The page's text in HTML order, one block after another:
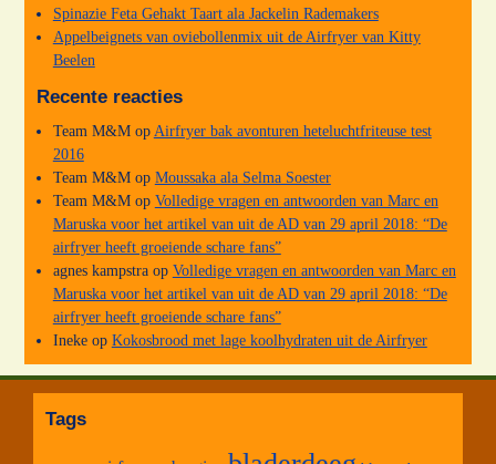
Spinazie Feta Gehakt Taart ala Jackelin Rademakers
Appelbeignets van oviebollenmix uit de Airfryer van Kitty
Beelen
Recente reacties
Team M&MopAirfryer bak avonturen heteluchtfriteuse test
2016
Team M&Mop Moussaka ala Selma Soester
Team M&Mop Volledige vragen en antwoorden van Marc en
Maruska voor het artikel van uit de AD van 29 april 2018: “De
airfryer heeft groeiende schare fans”
agnes kampstraop Volledige vragen en antwoorden van Marc en
Maruska voor het artikel van uit de AD van 29 april 2018: “De
airfryer heeft groeiende schare fans”
Inekeop Kokosbrood met lage koolhydraten uit de Airfryer
Tags